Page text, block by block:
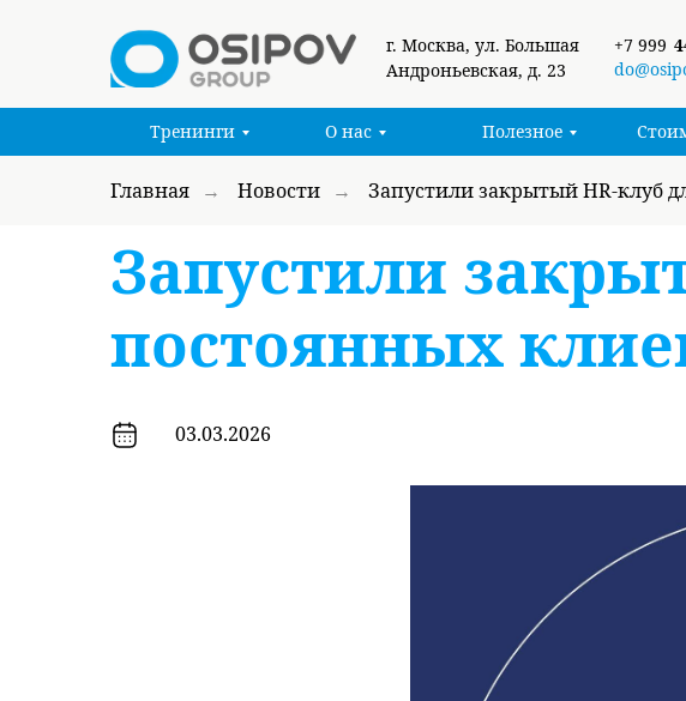
Тренинги О нас Полезное
+7 999
г. Москва, ул. Большая
Андроньевская, д. 23
Главная → Новости → Запустили закрытый HR-клуб
Запустили
постоянных
03.03.2026